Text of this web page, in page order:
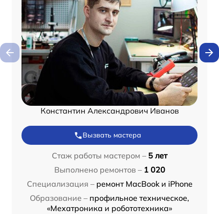
Константин Александрович Иванов
Вызвать мастера
Стаж работы мастером – 5 лет
Выполнено ремонтов – 1 020
Специализация – ремонт MacBook и iPhone
Образование – профильное техническое,
«Мехатроника и робототехника»